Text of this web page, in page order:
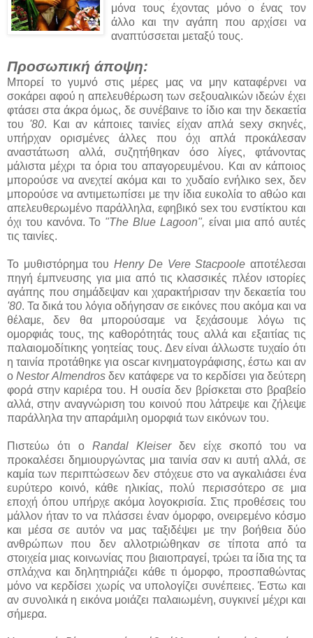
μόνα τους έχοντας μόνο ο ένας τον
άλλο και την αγάπη που αρχίσει να
αναπτύσσεται μεταξύ τους.
Προσωπική άποψη:
Μπορεί το γυμνό στις μέρες μας να μην καταφέρνει να
σοκάρει αφού η απελευθέρωση των σεξουαλικών ιδεών έχει
φτάσει στα άκρα όμως, δε συνέβαινε το ίδιο και την δεκαετία
του '80. Και αν κάποιες ταινίες είχαν απλά sexy σκηνές,
υπήρχαν ορισμένες άλλες που όχι απλά προκάλεσαν
αναστάτωση αλλά, συζητήθηκαν όσο λίγες, φτάνοντας
μάλιστα μέχρι τα όρια του απαγορευμένου. Και αν κάποιος
μπορούσε να ανεχτεί ακόμα και το χυδαίο ενήλικο sex, δεν
μπορούσε να αντιμετωπίσει με την ίδια ευκολία το αθώο και
απελευθερωμένο παράλληλα, εφηβικό sex του ενστίκτου και
όχι του κανόνα. Το "The Blue Lagoon", είναι μια από αυτές
τις ταινίες.
Το μυθιστόρημα του Henry De Vere Stacpoole αποτέλεσαι
πηγή έμπνευσης για μια από τις κλασσικές πλέον ιστορίες
αγάπης που σημάδεψαν και χαρακτήρισαν την δεκαετία του
'80. Τα δικά του λόγια οδήγησαν σε εικόνες που ακόμα και να
θέλαμε, δεν θα μπορούσαμε να ξεχάσουμε λόγω τις
ομορφιάς τους, της καθορότητάς τους αλλά και εξαιτίας τις
παλαιομοδίτικης γοητείας τους. Δεν είναι άλλωστε τυχαίο ότι
η ταινία προτάθηκε για oscar κινηματογράφισης, έστω και αν
οNestor Almendrosδεν κατάφερε να το κερδίσει για δεύτερη
φορά στην καριέρα του. Η ουσία δεν βρίσκεται στο βραβείο
αλλά, στην αναγνώριση του κοινού που λάτρεψε και ζήλεψε
παράλληλα την απαράμιλη ομορφιά των εικόνων του.
Πιστεύω ότι ο Randal Kleiserδεν είχε σκοπό του να
προκαλέσει δημιουργώντας μια ταινία σαν κι αυτή αλλά, σε
καμία των περιπτώσεων δεν στόχευε στο να αγκαλιάσει ένα
ευρύτερο κοινό, κάθε ηλικίας, πολύ περισσότερο σε μια
εποχή όπου υπήρχε ακόμα λογοκρισία. Στις προθέσεις του
μάλλον ήταν το να πλάσσει έναν όμορφο, ονειρεμένο κόσμο
και μέσα σε αυτόν να μας ταξιδέψει με την βοήθεια δύο
ανθρώπων που δεν αλλοτριώθηκαν σε τίποτα από τα
στοιχεία μιας κοινωνίας που βιαιοπραγεί, τρώει τα ίδια της τα
σπλάχνα και δηλητηριάζει κάθε τι όμορφο, προσπαθώντας
μόνο να κερδίσει χωρίς να υπολογίζει συνέπειες. Έστω και
αν συνολικά η εικόνα μοιάζει παλαιωμένη, συγκινεί μέχρι και
σήμερα.